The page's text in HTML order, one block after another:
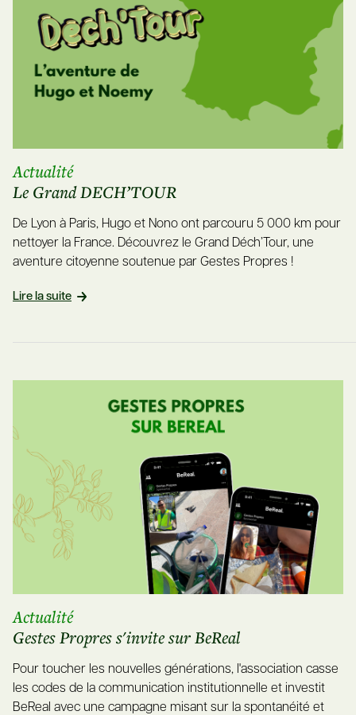
Actualité
Le Grand DECH’TOUR
De Lyon à Paris, Hugo et Nono ont parcouru 5 000 km pour
nettoyer la France. Découvrez le Grand Déch’Tour, une
aventure citoyenne soutenue par Gestes Propres !
Lire la suite
Actualité
Gestes Propres s'invite sur BeReal
Pour toucher les nouvelles générations, l'association casse
les codes de la communication institutionnelle et investit
BeReal avec une campagne misant sur la spontanéité et